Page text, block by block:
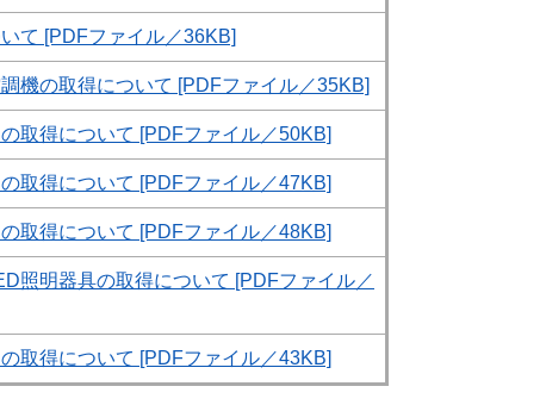
て​ [PDFファイル／36KB]
機の取得について​ [PDFファイル／35KB]
取得について [PDFファイル／50KB]
取得について [PDFファイル／47KB]
取得について [PDFファイル／48KB]
照明器具の取得について [PDFファイル／
取得について [PDFファイル／43KB]